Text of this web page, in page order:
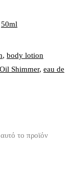
50ml
, body lotion
Shimmer, eau de
το προϊόν